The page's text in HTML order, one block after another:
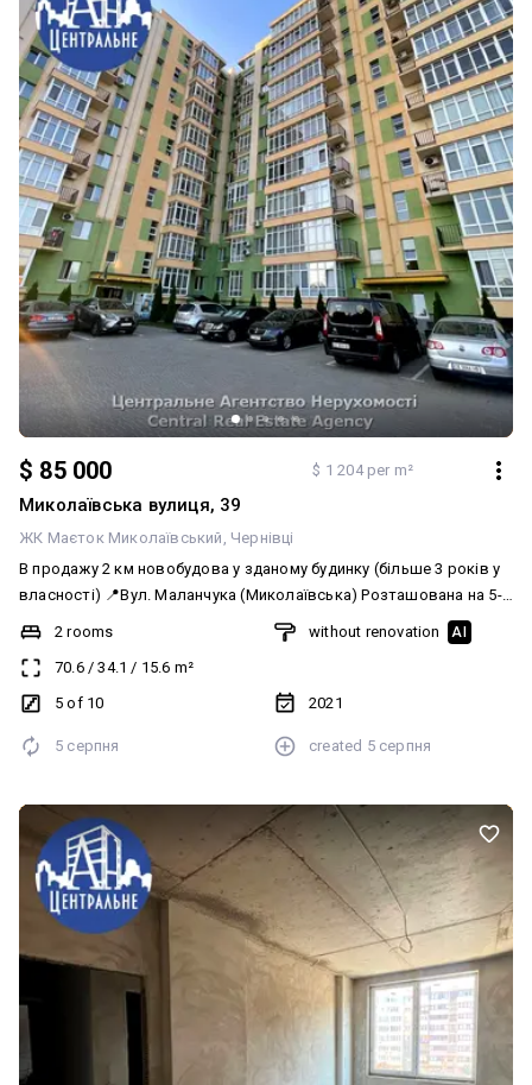
зал, кухню, 2 санвузли, веранду, сауну і гарний підвал; має
окремий вхід, затишний дворик та розташована в тихому й
спокійному місці. Це випадок, коли варто купляти не квадратні
метри, а емоцію та атмосферу. Вартість обʼєкта складає 235 000
у.о Детальніше за тел. 050-399-60-03
$ 85 000 $ 1 204 per m²
Миколаївська вулиця, 39
ЖК Маєток Миколаївський Чернівці
В продажу 2 км новобудова у зданому будинку (більше 3 років у
власності) 📍Вул. Маланчука (Миколаївська) Розташована на 5-
му поверсі, загальна площа 70.6 кв.м, стан від забудовника. У
квартирі поміняні двері, розведена тепла підлога, батареї,
електрика, вода. Ціна 85 000 у.о. 050-399-60-03
#Центральне_Агентство_Нерухомості #ПродажКвартир
2 rooms
70.6/34.1 / 15.6 m²
5 of 10
without renovation AI
2021
5 серпня created 5 серпня